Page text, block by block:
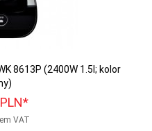
8613P (2400W 1.5l; kolor
PLN*
VAT